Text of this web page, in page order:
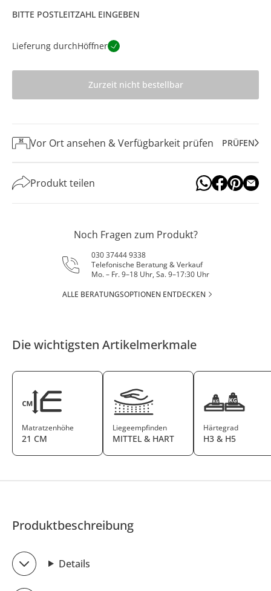
BITTE POSTLEITZAHL EINGEBEN
Lieferung durchHöffner
Zurzeit nicht bestellbar
Vor Ort ansehen & Verfügbarkeit prüfen PRÜFEN
Produkt teilen
Noch Fragen zum Produkt?
030 37444 9338
Telefonische Beratung & Verkauf
Mo. – Fr. 9–18 Uhr, Sa. 9–17:30 Uhr
ALLE BERATUNGSOPTIONEN ENTDECKEN
Die wichtigsten Artikelmerkmale
Matratzenhöhe
21 CM
Liegeempfinden
MITTEL & HART
Härtegrad
H3 & H5
Produktbeschreibung
Details